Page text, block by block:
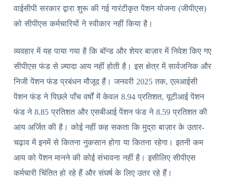
वाईसीपी सरकार द्वारा शुरू की गई गारंटीकृत पेंशन योजना (जीपीएस)
को सीपीएस कर्मचारियों ने स्वीकार नहीं किया है।
व्यवहार में यह पाया गया है कि बॉन्ड और शेयर बाज़ार में निवेश किए गए
सीपीएस फंड से ज़्यादा आय नहीं होती है। इस क्षेत्र में सार्वजनिक और
निजी पेंशन फंड प्रबंधन मौजूद हैं। जनवरी 2025 तक, एलआईसी
पेंशन फंड ने पिछले पाँच वर्षों में केवल 8.94 प्रतिशत, यूटीआई पेंशन
फंड ने 8.85 प्रतिशत और एसबीआई पेंशन फंड ने 8.59 प्रतिशत की
आय अर्जित की है। कोई नहीं कह सकता कि मुद्रा बाज़ार के उतार-
चढ़ाव में इनमें से कितना नुकसान होगा या कितना रहेगा। इतनी कम
आय को पेंशन मानने की कोई संभावना नहीं है। इसीलिए सीपीएस
कर्मचारी चिंतित हो रहे हैं और संघर्ष के लिए उतर रहे हैं।